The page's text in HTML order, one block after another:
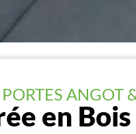
PORTES ANGOT
en